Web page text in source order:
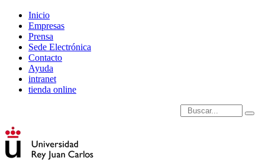
Inicio
Empresas
Prensa
Sede Electrónica
Contacto
Ayuda
intranet
tienda online
Introduce términos de